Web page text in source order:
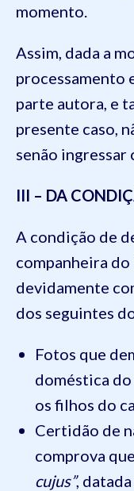
momento.
Assim, dada a
processamento
parte autora, e
presente caso,
senão ingressar
III – DA
A condição de
companheira do
devidamente
dos seguintes
Fotos que
doméstica
os filhos do
Certidão de
comprova
cujus”,